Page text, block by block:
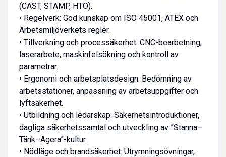
(CAST, STAMP, HTO).
• Regelverk: God kunskap om ISO 45001, ATEX och
Arbetsmiljöverkets regler.
• Tillverkning och processäkerhet: CNC-bearbetning,
laserarbete, maskinfelsökning och kontroll av
parametrar.
• Ergonomi och arbetsplatsdesign: Bedömning av
arbetsstationer, anpassning av arbetsuppgifter och
lyftsäkerhet.
• Utbildning och ledarskap: Säkerhetsintroduktioner,
dagliga säkerhetssamtal och utveckling av ”Stanna–
Tänk–Agera”-kultur.
• Nödläge och brandsäkerhet: Utrymningsövningar,